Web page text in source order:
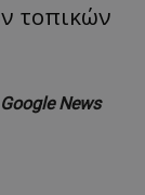
τοπικών
News